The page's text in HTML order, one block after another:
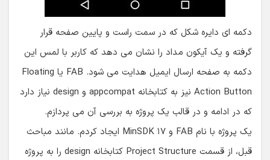
دکمه ای دایره شکل که در سمت راست و پایین صفحه قرار
گرفته و یک آیکون مداد را نشان می دهد که کاربر با لمس این
دکمه به صفحه ارسال ایمیل هدایت می شود. FAB یا Floating
Action Button نیز به کتابخانه appcompat و design نیاز دارد
که در ادامه و در قالب یک پروژه به بررسی آن می پردازم.
یک پروژه با نام FAB و MinSDK ۱۷ ایجاد کردم. مانند مباحث
قبل، از قسمت Project Structure کتابخانه design را به پروژه